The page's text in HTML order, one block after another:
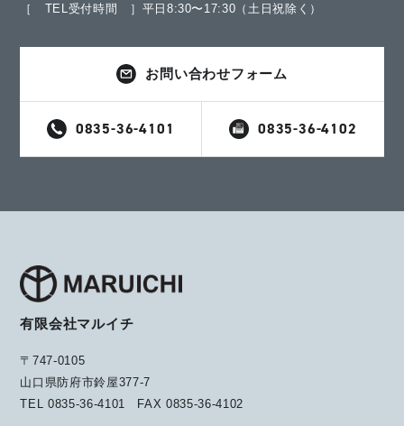
［ TEL受付時間 ］平日8:30〜17:30（土日祝除く）
お問い合わせフォーム
0835-36-4101 0835-36-4102
有限会社マルイチ
〒747-0105
山口県防府市鈴屋377-7
TEL0835-36-4101 FAX0835-36-4102